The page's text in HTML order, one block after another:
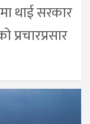
थाई सरकार